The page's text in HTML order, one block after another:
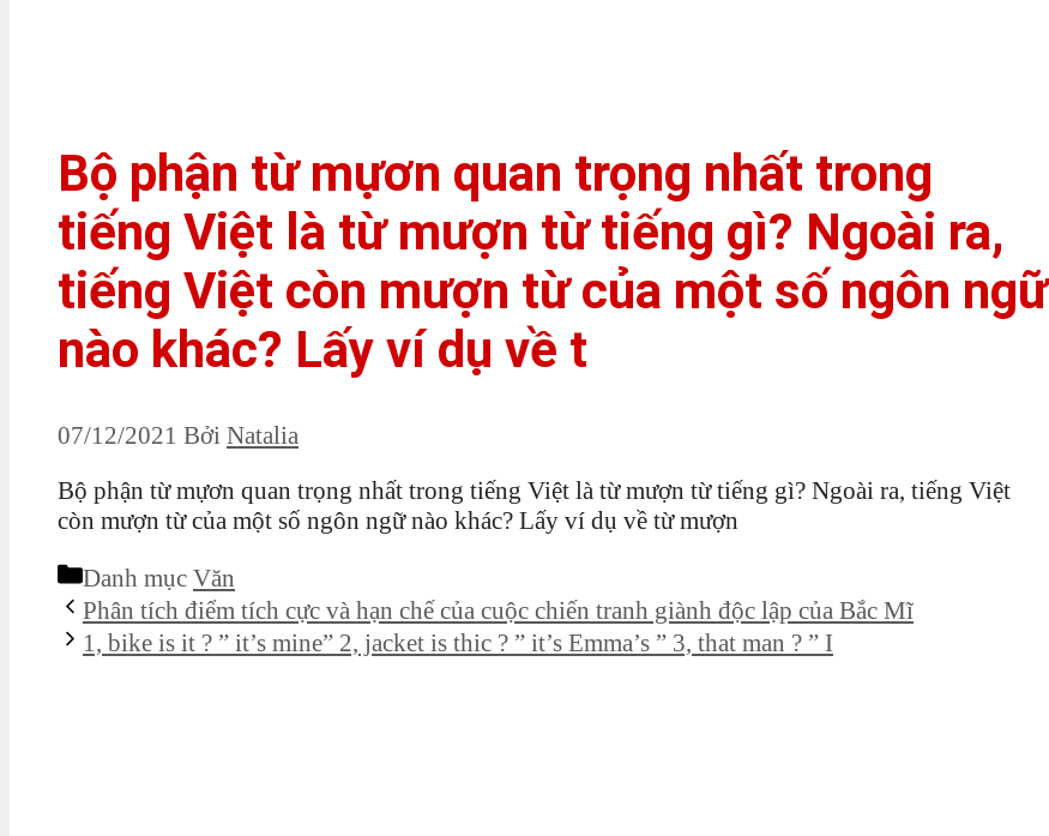
Bộ phận từ mựơn quan trọng nhất trong
tiếng Việt là từ mượn từ tiếng gì? Ngoài ra,
tiếng Việt còn mượn từ của một số ngôn ngữ
nào khác? Lấy ví dụ về t
07/12/2021 Bởi Natalia
Bộ phận từ mựơn quan trọng nhất trong tiếng Việt là từ mượn từ tiếng gì? Ngoài ra, tiếng Việt
còn mượn từ của một số ngôn ngữ nào khác? Lấy ví dụ về từ mượn
Danh mục Văn
Phân tích điểm tích cực và hạn chế của cuộc chiến tranh giành độc lập của Bắc Mĩ
1, bike is it ? ” it’s mine” 2, jacket is thic ? ” it’s Emma’s ” 3, that man ? ” I